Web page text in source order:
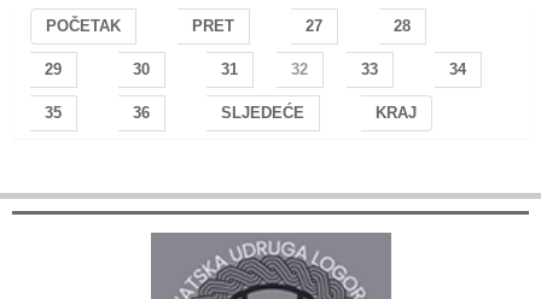
POČETAK PRET 27 28
29 30 31 32 33 34
35 36 SLJEDEĆE KRAJ